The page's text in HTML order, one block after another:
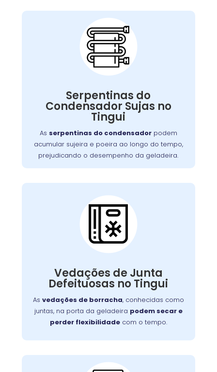
Serpentinas do
Condensador Sujas no
Tingui
As serpentinas do condensadorpodem
acumular sujeira e poeira ao longo do tempo,
prejudicando o desempenho da geladeira.
Serpentinas do
Condensador Sujas:
limpeza regular
, mas se negligenciado, pode
exigir um serviço mais detalhado para
restaurar o funcionamento adequado do
Vedações de Junta
Defeituosas no Tingui
As vedações de borracha, conhecidas como
juntas, na porta da geladeira podem secar e
perder flexibilidadecom o tempo.
Vedações de Junta
Defeituosa:
Se o seu aparelho apresenta problemas como
equipe está preparada para consertá-lo com
eficiência, garantindo sua funcionalidade no
dia a dia.